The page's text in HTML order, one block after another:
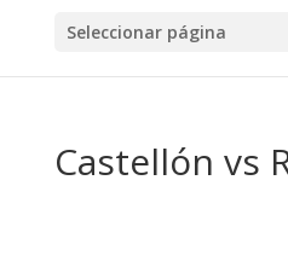
Seleccionar página
Castellón vs